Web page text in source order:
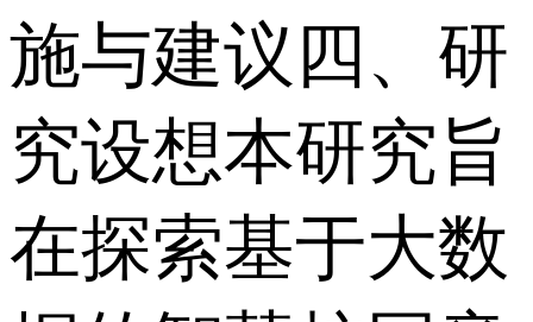
施与建议 四、研
究设想 本研究旨
在探索基于大数